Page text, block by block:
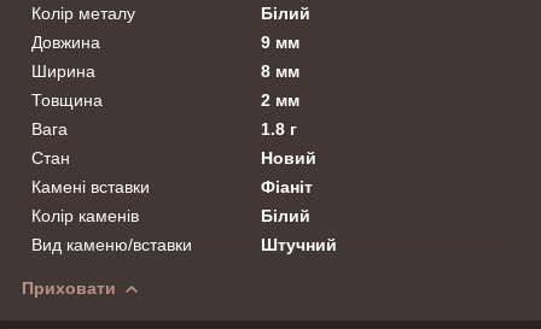
Колір металу
Білий
Довжина
9 мм
Ширина
8 мм
Товщина
2 мм
Вага
1.8 г
Стан
Новий
Камені вставки
Фіаніт
Колір каменів
Білий
Вид каменю/вставки
Штучний
Приховати